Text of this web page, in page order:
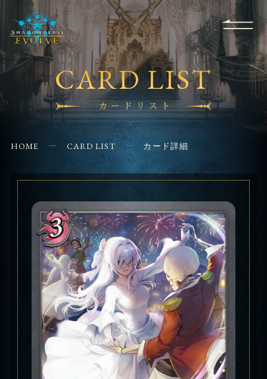
Q&A
EVENT SHOPS
FOR
BEGINNERS
APPLICATION
CONTACT
CARD LIST
カードリスト
HOME CARD LIST カード詳細